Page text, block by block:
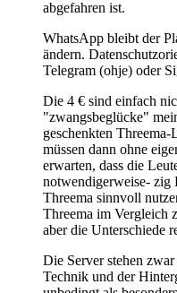
abgefahren ist.
WhatsApp bleibt der
ändern.
Telegram (ohje) oder
Die 4 € sind einfach
"zwangsbeglücke"
geschenkten
müssen dann ohne
erwarten, dass die
notwendigerweise- zig
Threema sinnvoll
Threema im Vergleich
aber die Unterschiede
Die Server stehen
Technik und der